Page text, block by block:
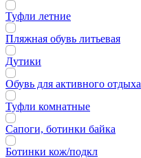
Туфли летние
Пляжная обувь литьевая
Дутики
Обувь для активного отдыха
Туфли комнатные
Сапоги, ботинки байка
Ботинки кож/подкл